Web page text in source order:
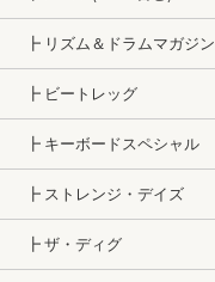
┣ リズム＆ドラムマガジン
┣ ビートレッグ
┣ キーボードスペシャル
┣ ストレンジ・デイズ
┣ ザ・ディグ